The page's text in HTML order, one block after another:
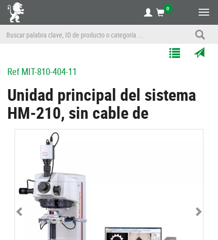
0
a
Listas
RefMIT-810-404-11
Unidad principal del sistema
HM-210, sin cable de